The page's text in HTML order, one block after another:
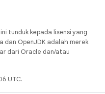
tunduk kepada lisensi yang
dan OpenJDK adalah merek
dari Oracle dan/atau
UTC.